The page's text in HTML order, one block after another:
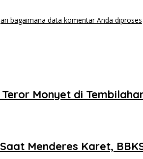
bagaimana data komentar Anda diproses
Teror Monyet di
Menderes Karet,